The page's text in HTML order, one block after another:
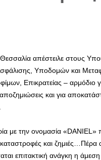
απέστειλε στους
Υποδομών και
Επικρατείας – αρμόδιο
και για
με την ονομασία
και
επιτακτική ανάγκη η